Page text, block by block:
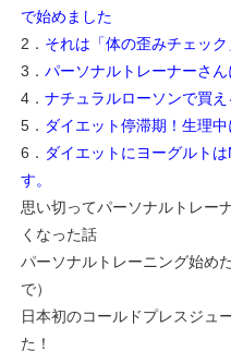
で始めました
2． それは「体の歪みチェッ
3．パーソナルトレーナーさ
4．ナチュラルローソンで買
5． ダイエット停滞期！生理
6． ダイエットにヨーグルト
す。
思い切ってパーソナルトレー
くなった話
パーソナルトレーニング始め
で）
日本初のコールドプレスジュ
た！